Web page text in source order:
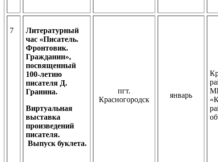
7
Литературный
час «Писатель.
Фронтовик.
Гражданин»,
посвященный
100-летию
писателя Д.
Гранина.
Виртуальная
выставка
произведений
писателя.
Выпуск буклета.
пгт.
Красногородск
январь